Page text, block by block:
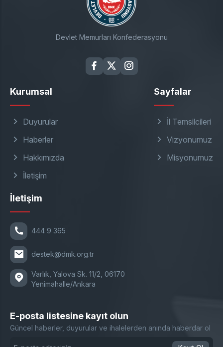
Devlet Memurları Konfederasyonu
Kurumsal
Duyurular
Haberler
Hakkımızda
İletişim
Sayfalar
İl Temsilcileri
Vizyonumuz
Misyonumuz
İletişim
444 9 365
destek@dmk.org.tr
Varlık, Yalova Sk. 11/2, 06170
Yenimahalle/Ankara
E-posta listesine kayıt olun
Güncel haberler, duyurular ve ihalelerden anında haberdar ol